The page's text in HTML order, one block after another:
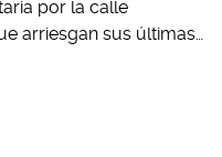
por la calle
arriesgan sus últimas…